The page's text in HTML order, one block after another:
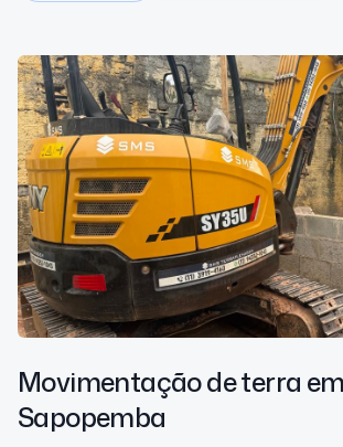
Movimentação de terra em
Sapopemba